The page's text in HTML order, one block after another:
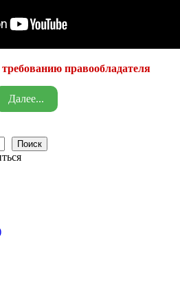
правообладателя
Далее...
Поиск